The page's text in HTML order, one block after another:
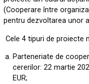
(Cooperare între
pentru dezvoltarea unor
Cele 4 tipuri de proiecte
Parteneriate de
cererilor: 22 martie
EUR;